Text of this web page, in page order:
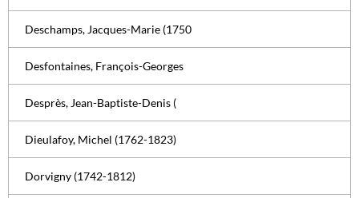
Deschamps, Jacques-Marie (1750
Desfontaines, François-Georges
Desprès, Jean-Baptiste-Denis (
Dieulafoy, Michel (1762-1823)
Dorvigny (1742-1812)